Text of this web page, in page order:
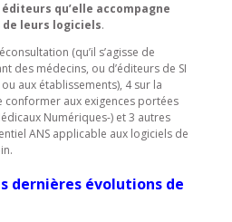
éditeurs qu’elle accompagne
leurs logiciels.
(qu’il s’agisse de
des médecins, ou d’éditeurs de SI
aux établissements), 4 sur la
conformer aux exigences portées
Numériques-) et 3 autres
ANS applicable aux logiciels de
dernières évolutions de